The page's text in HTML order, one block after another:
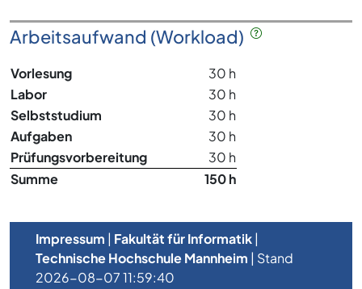
Arbeitsaufwand (Workload)
Vorlesung
30 h
Labor
30 h
Selbststudium
30 h
Aufgaben
30 h
Prüfungsvorbereitung
30 h
Summe
150 h
Impressum | Fakultät für Informatik|
Technische Hochschule Mannheim | Stand
2026-08-07 11:59:40